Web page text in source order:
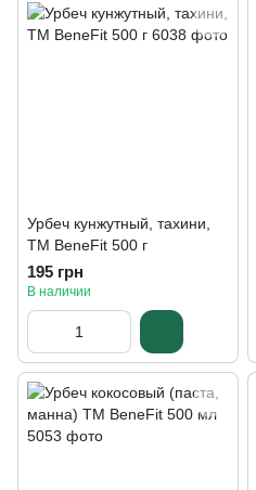
Урбеч кунжутный, тахини,
ТМ BeneFit 500 г
195 грн
В наличии